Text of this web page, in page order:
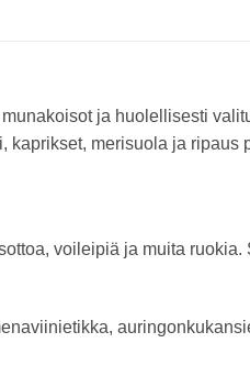
ja huolellisesti
merisuola ja ripaus
voileipiä ja muita